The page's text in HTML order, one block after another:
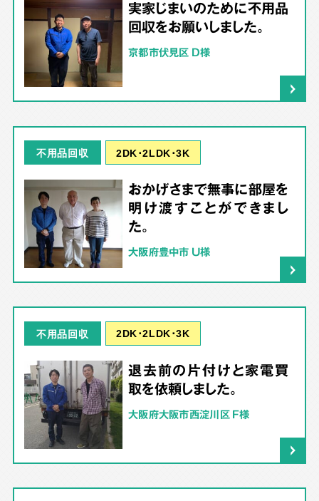
実家じまいのために不用品
回収をお願いしました。
京都市伏見区 D様
不用品回収 2DK･2LDK･3K
おかげさまで無事に部屋を
明け渡すことができまし
た。
大阪府豊中市 U様
不用品回収 2DK･2LDK･3K
退去前の片付けと家電買
取を依頼しました。
大阪府大阪市西淀川区 F様